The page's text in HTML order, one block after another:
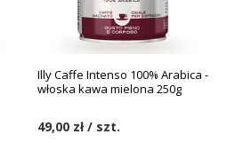
Illy Caffe Intenso 100% Arabica -
włoska kawa mielona 250g
49,00 zł / szt.